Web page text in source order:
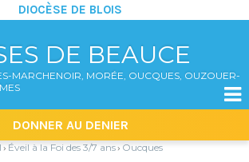
DE BEAUCE
MARCHENOIR, MORÉE, OUCQUES, OUZOUER-
DIOCÈSE DE BLOIS
DONNER AU DENIER

› Éveil à la Foi des 3/7 ans› Oucques